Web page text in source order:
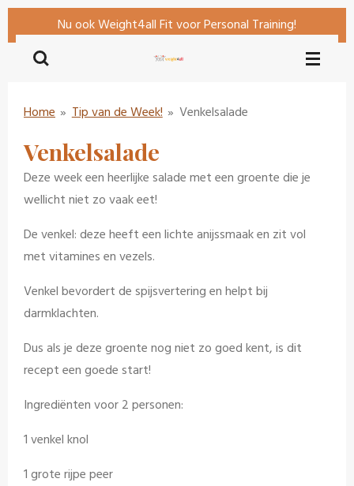
direct
naar
hoofdinhoud
Nu ook Weight4all Fit voor Personal Training!
Home » Tip van de Week! » Venkelsalade
Venkelsalade
Deze week een heerlijke salade met een groente die je
wellicht niet zo vaak eet!
De venkel: deze heeft een lichte anijssmaak en zit vol
met vitamines en vezels.
Venkel bevordert de spijsvertering en helpt bij
darmklachten.
Dus als je deze groente nog niet zo goed kent, is dit
recept een goede start!
Ingrediënten voor 2 personen:
1 venkel knol
1 grote rijpe peer